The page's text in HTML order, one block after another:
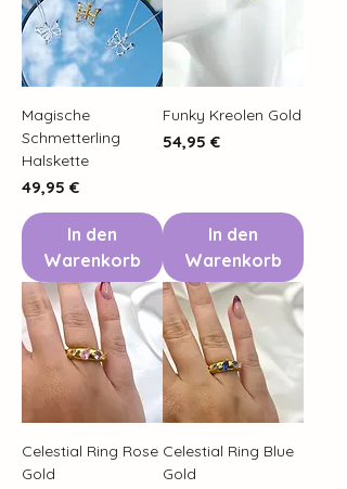
Magische
Schmetterling
Halskette
Preis
49,95 €
In den
Warenkorb
Funky Kreolen Gold
Preis
54,95 €
In den
Warenkorb
Celestial Ring Rose
Gold
Celestial Ring Blue
Gold